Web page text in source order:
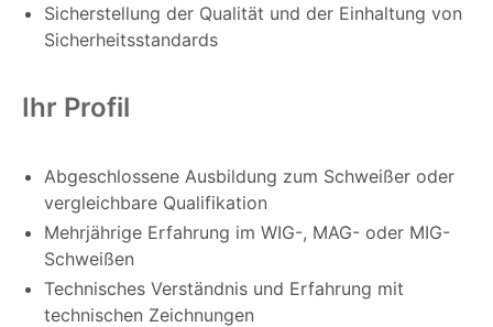
Sicherstellung der Qualität und der Einhaltung von
Sicherheitsstandards
Ihr Profil
Abgeschlossene Ausbildung zum Schweißer oder
vergleichbare Qualifikation
Mehrjährige Erfahrung im WIG-, MAG- oder MIG-
Schweißen
Technisches Verständnis und Erfahrung mit
technischen Zeichnungen